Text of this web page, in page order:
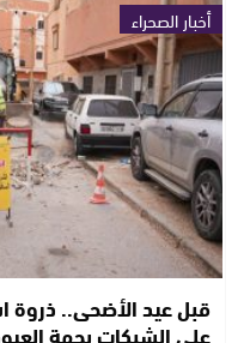
أخبار الصحراء
قبل عيد الأضحى.. ذروة